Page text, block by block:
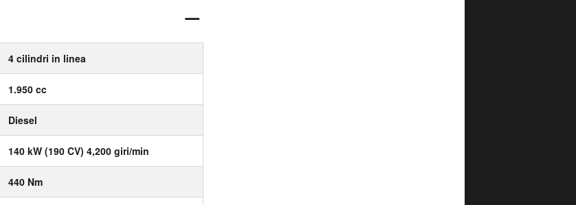
4 cilindri in linea
1.950 cc
Diesel
140 kW (190 CV) 4,200 giri/min
440 Nm